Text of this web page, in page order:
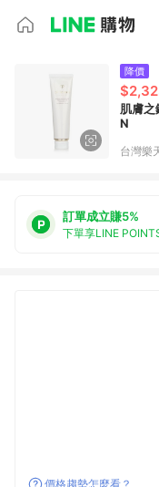
降價
肌膚
N
台灣樂
訂單成立賺5%
下單享LINE
價格趨勢怎麼看？